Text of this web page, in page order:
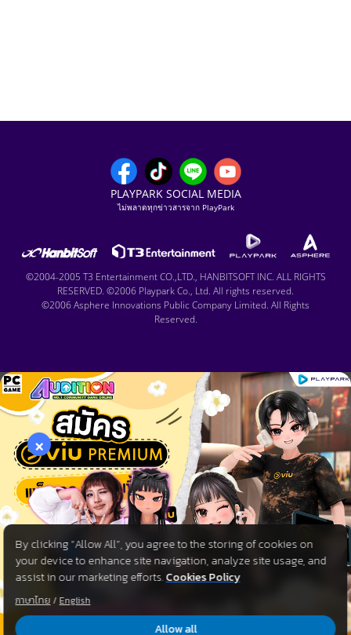
PLAYPARK SOCIAL MEDIA
ไม่พลาดทุกข่าวสารจาก PlayPark
©2004-2005 T3 Entertainment CO.,LTD., HANBITSOFT INC. ALL RIGHTS
RESERVED. ©2006 Playpark Co., Ltd. All rights reserved.
©2006 Asphere Innovations Public Company Limited. All Rights
Reserved.
×
By clicking “Allow All”, you agree to the storing of cookies on
your device to enhance site navigation, analyze site usage, and
assist in our marketing efforts.Cookies Policy
ภาษาไทย/ English
Allow all